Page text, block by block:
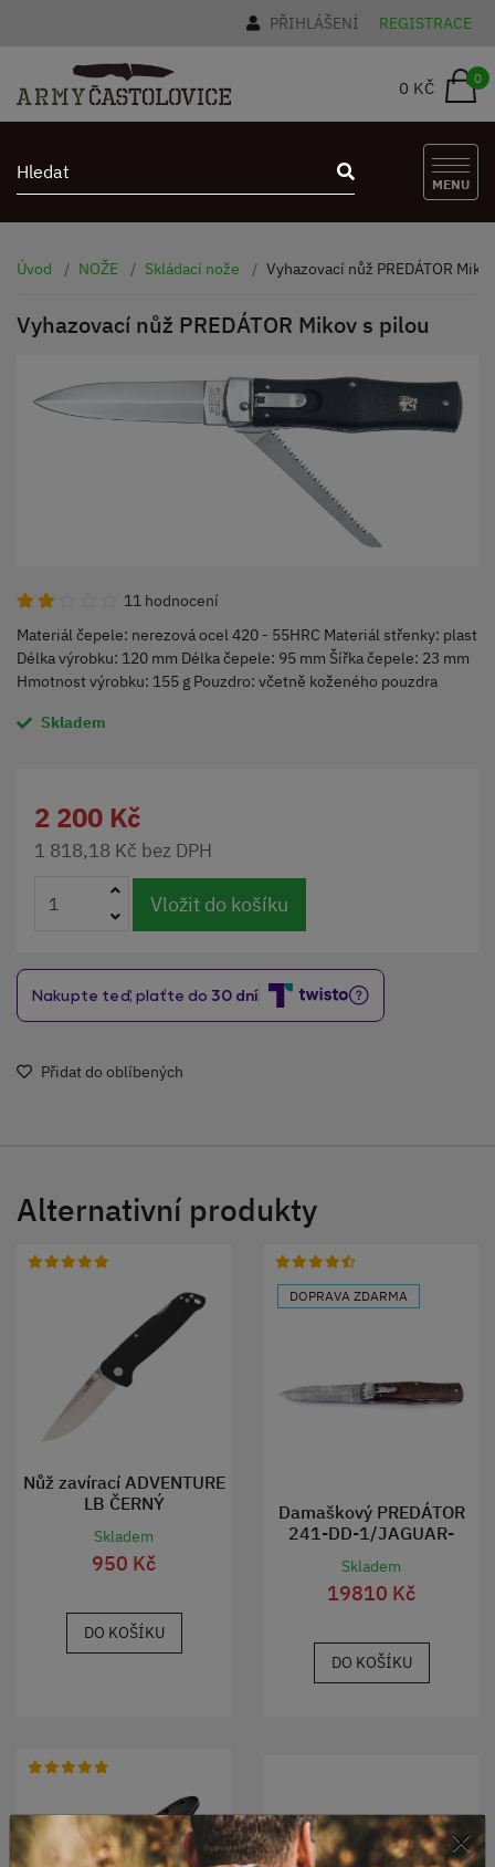
PŘIHLÁŠENÍ REGISTRACE
0 KČ 0
MENU
Úvod NOŽE Skládací nože Vyhazovací nůž PREDÁTOR
Vyhazovací nůž PREDÁTOR Mikov s pilou
11 hodnocení
Materiál čepele: nerezová ocel 420 - 55HRC Materiál střenky: plast
Délka výrobku: 120 mm Délka čepele: 95 mm Šířka čepele: 23 mm
Hmotnost výrobku: 155 g Pouzdro: včetně koženého pouzdra
Skladem
2 200 Kč
1 818,18 Kč bez DPH
Vložit do košíku
Přidat do oblíbených
Alternativní produkty
Nůž zavírací ADVENTURE
LB ČERNÝ
Skladem
950 Kč
DO KOŠÍKU
DOPRAVA ZDARMA
Damaškový PREDÁTOR
241-DD-1/JAGUAR-
Skladem
19810 Kč
DO KOŠÍKU
×